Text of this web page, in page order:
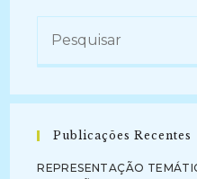
Publicações Recentes
REPRESENTAÇÃO